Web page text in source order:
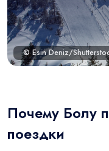
© Esin Deniz/
Почему Болу
поездки